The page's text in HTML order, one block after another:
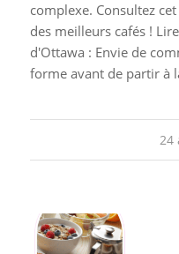
complexe. Consultez
des meilleurs cafés !
d'Ottawa : Envie de
forme avant de partir à
24